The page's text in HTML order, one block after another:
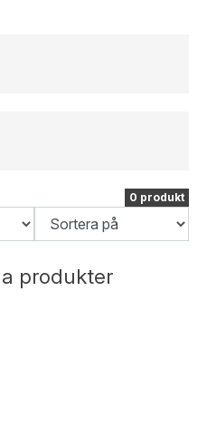
0 produkt
produkter